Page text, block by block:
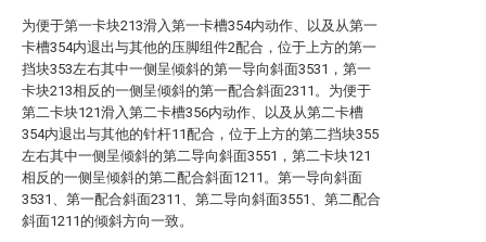
为便于第一卡块213滑入第一卡槽354内动作、以及从第一
卡槽354内退出与其他的压脚组件2配合，位于上方的第一
挡块353左右其中一侧呈倾斜的第一导向斜面3531，第一
卡块213相反的一侧呈倾斜的第一配合斜面2311。为便于
第二卡块121滑入第二卡槽356内动作、以及从第二卡槽
354内退出与其他的针杆11配合，位于上方的第二挡块355
左右其中一侧呈倾斜的第二导向斜面3551，第二卡块121
相反的一侧呈倾斜的第二配合斜面1211。第一导向斜面
3531、第一配合斜面2311、第二导向斜面3551、第二配合
斜面1211的倾斜方向一致。